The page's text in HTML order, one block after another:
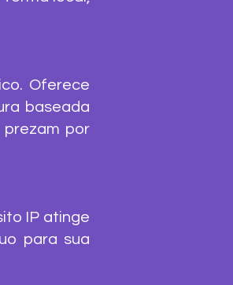
Oferece
baseada
por
IP atinge
para sua